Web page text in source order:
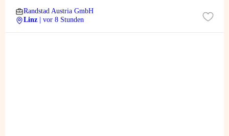
Randstad Austria GmbH
Linz
| vor 8 Stunden